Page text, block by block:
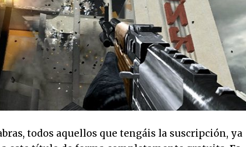
todos aquellos que tengáis la suscripción, ya